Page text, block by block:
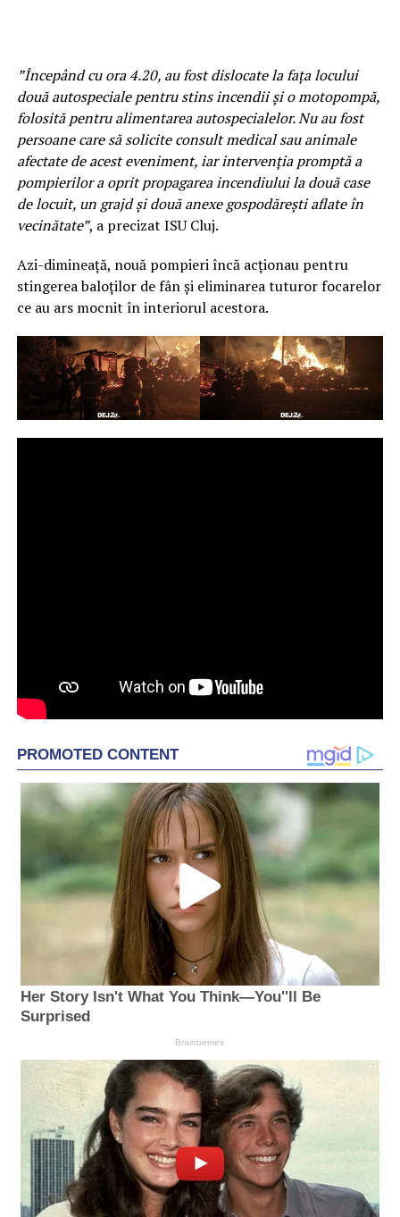
”Începând cu ora 4.20, au fost dislocate la fața locului
două autospeciale pentru stins incendii și o motopompă,
folosită pentru alimentarea autospecialelor. Nu au fost
persoane care să solicite consult medical sau animale
afectate de acest eveniment, iar intervenția promptă a
pompierilor a oprit propagarea incendiului la două case
de locuit, un grajd și două anexe gospodărești aflate în
vecinătate”, a precizat ISU Cluj.
Azi-dimineață, nouă pompieri încă acționau pentru
stingerea baloților de fân și eliminarea tuturor focarelor
ce au ars mocnit în interiorul acestora.